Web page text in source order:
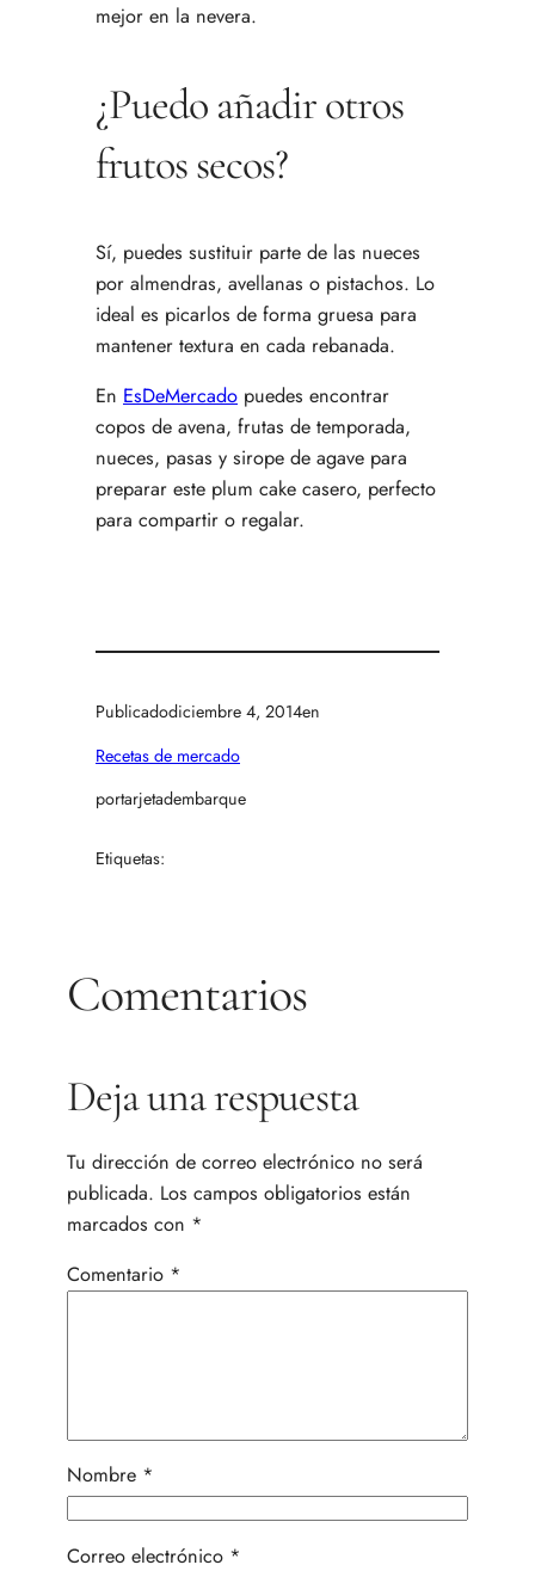
mejor en la nevera.
¿Puedo añadir otros
frutos secos?
Sí, puedes sustituir parte de las nueces
por almendras, avellanas o pistachos. Lo
ideal es picarlos de forma gruesa para
mantener textura en cada rebanada.
En EsDeMercado puedes encontrar
copos de avena, frutas de temporada,
nueces, pasas y sirope de agave para
preparar este plum cake casero, perfecto
para compartir o regalar.
Publicadodiciembre 4, 2014en
Recetas de mercado
portarjetadembarque
Etiquetas:
Comentarios
Deja una respuesta
Tu dirección de correo electrónico no será
publicada. Los campos obligatorios están
marcados con *
Comentario *
Nombre *
Correo electrónico *